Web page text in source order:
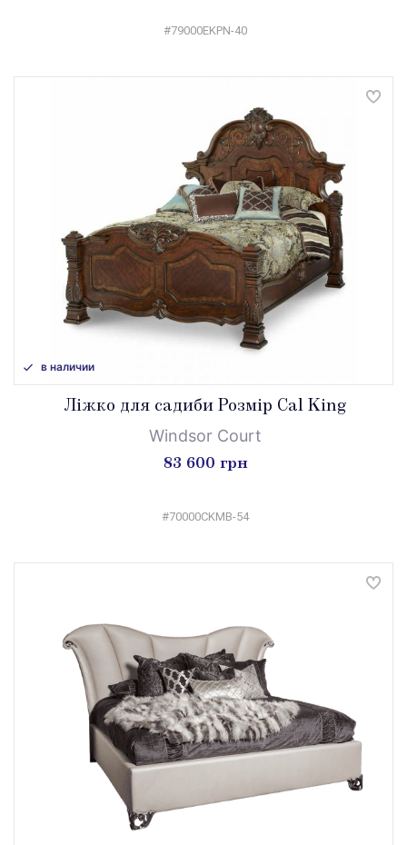
#79000EKPN-40
в наличии
Ліжко для садиби Розмір Cal King
Windsor Court
83 600 грн
#70000CKMB-54